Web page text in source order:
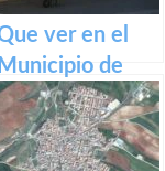
ver en el
Municipio de
de
Iniesta en
La